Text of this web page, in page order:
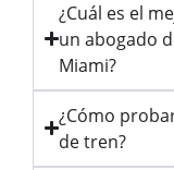
¿Cuál es el
un abogado
Miami?
¿Cómo
de tren?